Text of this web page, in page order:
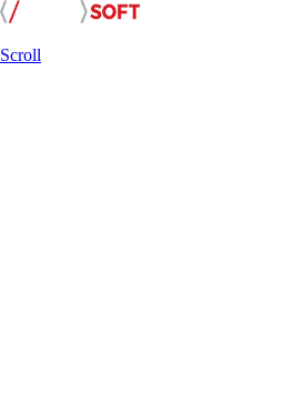
Scroll